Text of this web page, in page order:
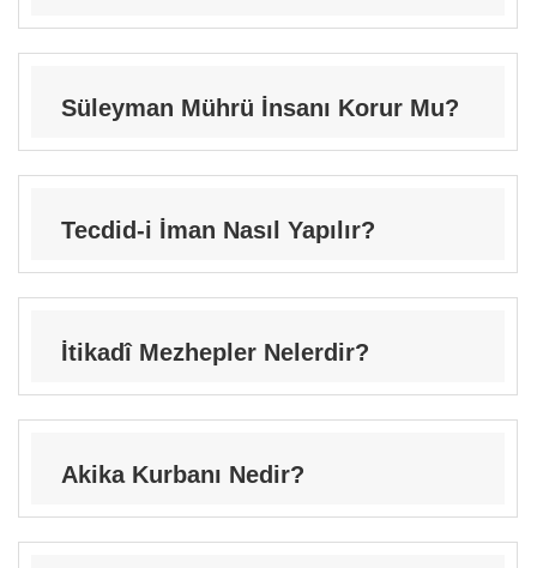
Süleyman Mührü İnsanı Korur Mu?
Tecdid-i İman Nasıl Yapılır?
İtikadî Mezhepler Nelerdir?
Akika Kurbanı Nedir?